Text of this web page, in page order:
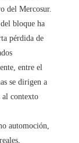
del Mercosur.
bloque ha
pérdida de
entre el
se dirigen a
al contexto
automoción,